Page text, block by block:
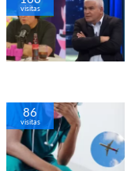
visitas
86
visitas